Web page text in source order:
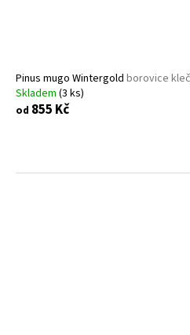
Pinus mugo Wintergold borovice
Skladem (3 ks)
od 855 Kč